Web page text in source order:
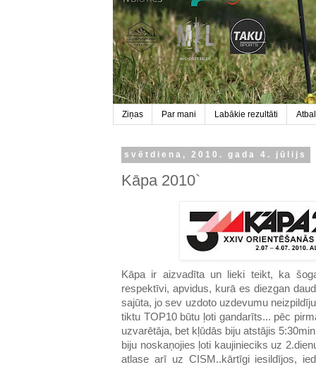
Ziņas Par mani Labākie rezultāti
svētdiena, 2010. gada 4. jūlijs
Kāpa 2010`
Kāpa ir aizvadīta un lieki teikt, ka
respektīvi, apvidus, kurā es diezgan
sajūta, jo sev uzdoto uzdevumu
tiktu TOP10 būtu ļoti gandarīts... pēc
uzvarētāja, bet kļūdās biju atstājis
biju noskaņojies ļoti kaujinieciks uz
atlase arī uz CISM..kārtīgi iesildījos,